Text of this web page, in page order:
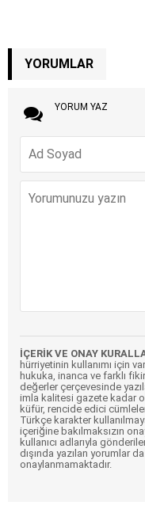
YORUMLAR
YORUM YAZ
İÇERİK VE ONAY
hürriyetinin kullanımı için
hukuka, inanca ve farklı
değerler çerçevesinde
imla kalitesi gazete kadar
küfür, rencide edici
Türkçe karakter
içeriğine bakılmaksızın
kullanıcı adlarıyla
dışında yazılan yorumlar
onaylanmamaktadır.